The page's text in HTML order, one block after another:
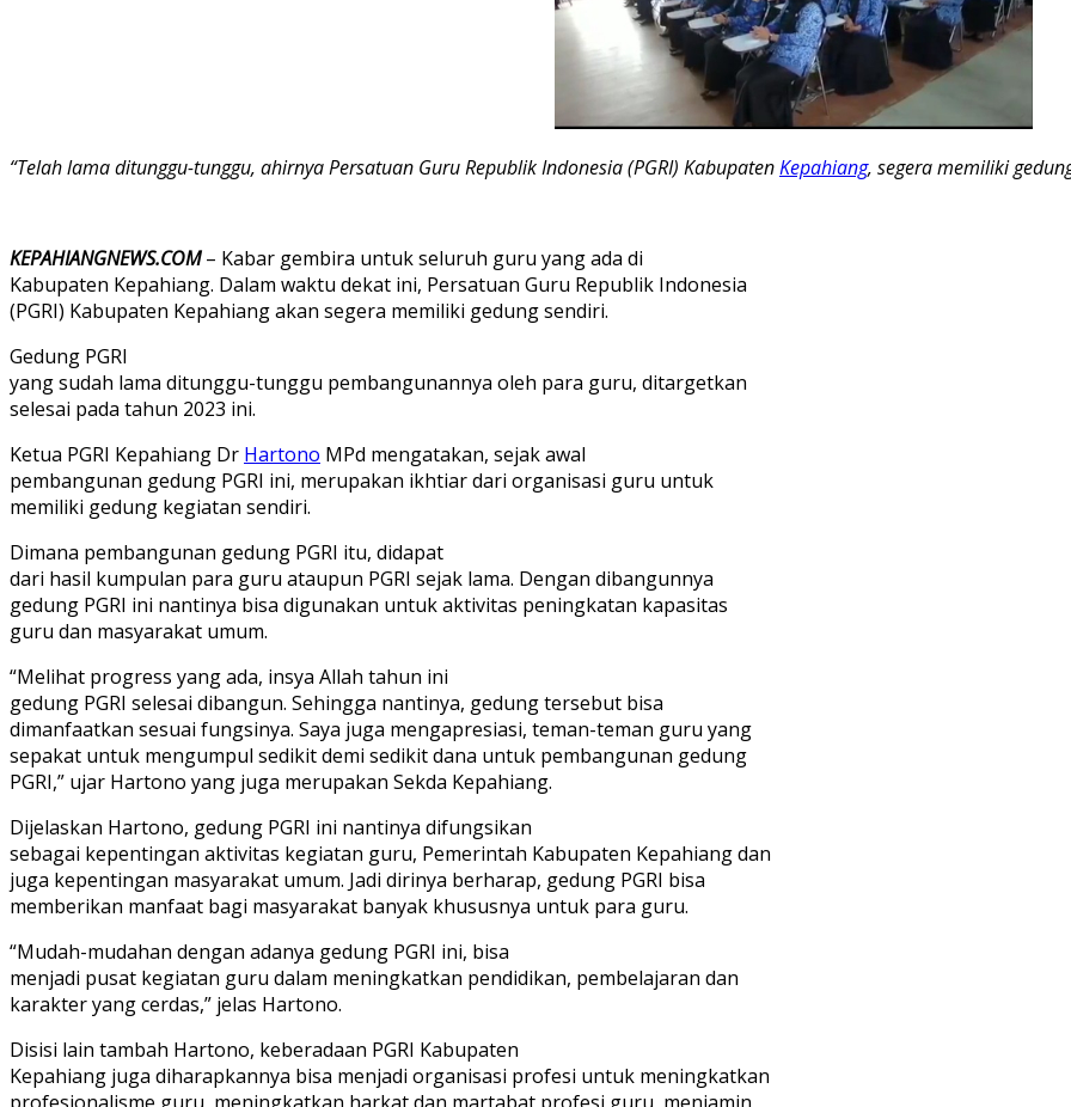
“Telah lama ditunggu-tunggu, ahirnya Persatuan Guru Republik Indonesia (PGRI) KabupatenKepahiang, segera memiliki
KEPAHIANGNEWS.COM– Kabar gembira untuk seluruh guru yang ada di
Kabupaten Kepahiang. Dalam waktu dekat ini, Persatuan Guru Republik Indonesia
(PGRI) Kabupaten Kepahiang akan segera memiliki gedung sendiri.
Gedung PGRI
yang sudah lama ditunggu-tunggu pembangunannya oleh para guru, ditargetkan
selesai pada tahun 2023 ini.
Ketua PGRI Kepahiang Dr Hartono MPd mengatakan, sejak awal
pembangunan gedung PGRI ini, merupakan ikhtiar dari organisasi guru untuk
memiliki gedung kegiatan sendiri.
Dimana pembangunan gedung PGRI itu, didapat
dari hasil kumpulan para guru ataupun PGRI sejak lama. Dengan dibangunnya
gedung PGRI ini nantinya bisa digunakan untuk aktivitas peningkatan kapasitas
guru dan masyarakat umum.
“Melihat progress yang ada, insya Allah tahun ini
gedung PGRI selesai dibangun. Sehingga nantinya, gedung tersebut bisa
dimanfaatkan sesuai fungsinya. Saya juga mengapresiasi, teman-teman guru yang
sepakat untuk mengumpul sedikit demi sedikit dana untuk pembangunan gedung
PGRI,” ujar Hartono yang juga merupakan Sekda Kepahiang.
Dijelaskan Hartono, gedung PGRI ini nantinya difungsikan
sebagai kepentingan aktivitas kegiatan guru, Pemerintah Kabupaten Kepahiang dan
juga kepentingan masyarakat umum. Jadi dirinya berharap, gedung PGRI bisa
memberikan manfaat bagi masyarakat banyak khususnya untuk para guru.
“Mudah-mudahan dengan adanya gedung PGRI ini, bisa
menjadi pusat kegiatan guru dalam meningkatkan pendidikan, pembelajaran dan
karakter yang cerdas,” jelas Hartono.
Disisi lain tambah Hartono, keberadaan PGRI Kabupaten
Kepahiang juga diharapkannya bisa menjadi organisasi profesi untuk meningkatkan